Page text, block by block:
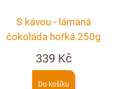
S kávou - lámaná
čokoláda hořká 250g
339 Kč
Do košíku